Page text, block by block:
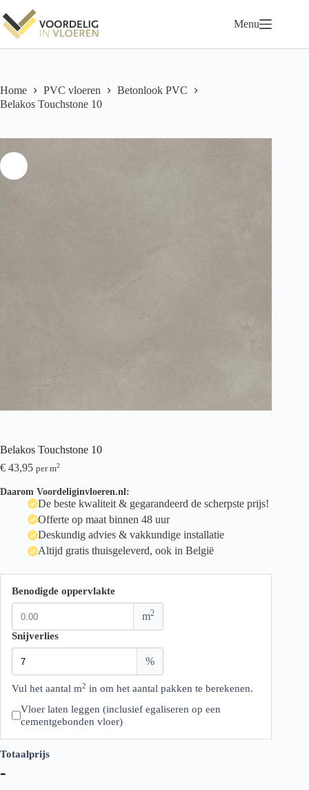
naar
de
inhoud
Menu
Home PVC vloeren
Betonlook PVC
Belakos Touchstone 10
Belakos Touchstone 10
€ 43,95 per m2
Daarom Voordeliginvloeren.nl:
De beste kwaliteit & gegarandeerd de scherpste prijs!
Offerte op maat binnen 48 uur
Deskundig advies & vakkundige installatie
Altijd gratis thuisgeleverd, ook in België
Benodigde oppervlakte
m2
Snijverlies
%
Vul het aantal m2 in om het aantal pakken te berekenen.
Vloer laten leggen (inclusief egaliseren op een
cementgebonden vloer)
Totaalprijs
-